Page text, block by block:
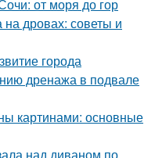
от моря до гор
на дровах: советы и
города
дренажа в подвале
картинами: основные